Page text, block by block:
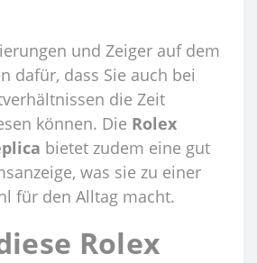
und Zeiger auf dem
dafür, dass Sie auch bei
die Zeit
können. Die Rolex
bietet zudem eine gut
was sie zu einer
für den Alltag macht.
Rolex